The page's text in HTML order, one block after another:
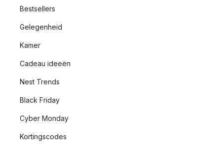
Bestsellers
Gelegenheid
Kamer
Cadeau ideeën
Nest Trends
Black Friday
Cyber Monday
Kortingscodes